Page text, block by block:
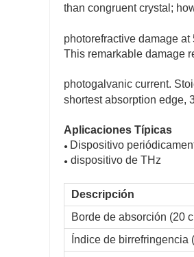
than congruent crystal;
photorefractive damage
This remarkable damage
photogalvanic current.
shortest absorption edge,
Aplicaciones Típicas
● Dispositivo
● dispositivo de THz
Descripción
Borde de absorción (20
Índice de birrefringencia